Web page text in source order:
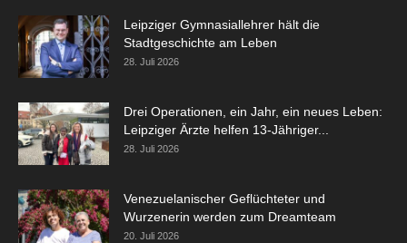
Leipziger Gymnasiallehrer hält die
Stadtgeschichte am Leben
28. Juli 2026
Drei Operationen, ein Jahr, ein neues Leben:
Leipziger Ärzte helfen 13-Jähriger...
28. Juli 2026
Venezuelanischer Geflüchteter und
Wurzenerin werden zum Dreamteam
20. Juli 2026